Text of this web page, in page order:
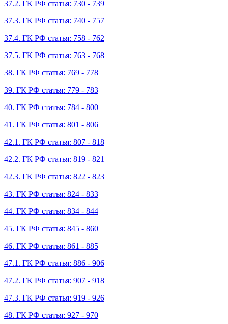
37.2. ГК РФ статья: 730 - 739
37.3. ГК РФ статья: 740 - 757
37.4. ГК РФ статья: 758 - 762
37.5. ГК РФ статья: 763 - 768
38. ГК РФ статья: 769 - 778
39. ГК РФ статья: 779 - 783
40. ГК РФ статья: 784 - 800
41. ГК РФ статья: 801 - 806
42.1. ГК РФ статья: 807 - 818
42.2. ГК РФ статья: 819 - 821
42.3. ГК РФ статья: 822 - 823
43. ГК РФ статья: 824 - 833
44. ГК РФ статья: 834 - 844
45. ГК РФ статья: 845 - 860
46. ГК РФ статья: 861 - 885
47.1. ГК РФ статья: 886 - 906
47.2. ГК РФ статья: 907 - 918
47.3. ГК РФ статья: 919 - 926
48. ГК РФ статья: 927 - 970